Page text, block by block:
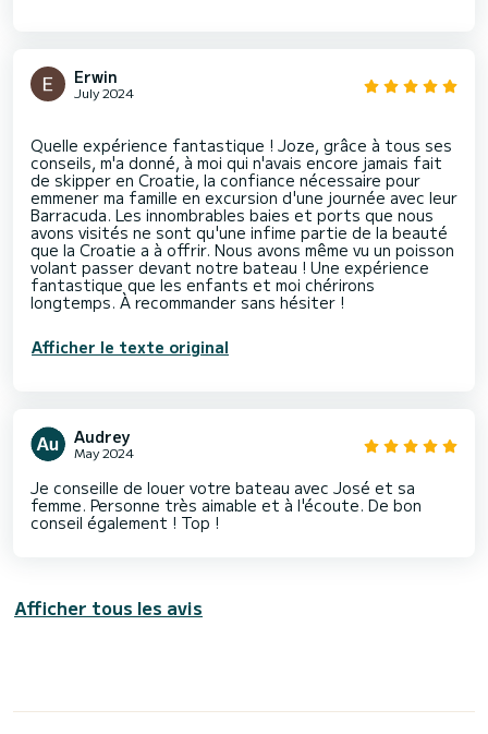
Erwin
July 2024
Quelle expérience fantastique ! Joze, grâce à tous ses
conseils, m'a donné, à moi qui n'avais encore jamais fait
de skipper en Croatie, la confiance nécessaire pour
emmener ma famille en excursion d'une journée avec leur
Barracuda. Les innombrables baies et ports que nous
avons visités ne sont qu'une infime partie de la beauté
que la Croatie a à offrir. Nous avons même vu un poisson
volant passer devant notre bateau ! Une expérience
fantastique que les enfants et moi chérirons
Afficher le texte original
Audrey
May 2024
Je conseille de louer votre bateau avec José et sa
femme. Personne très aimable et à l'écoute. De bon
conseil également ! Top !
Afficher tous les avis